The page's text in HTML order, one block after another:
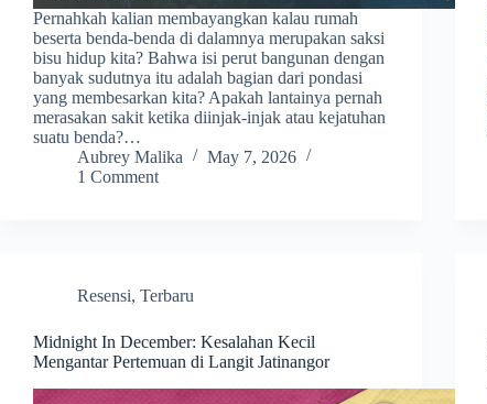
Pernahkah kalian membayangkan kalau rumah
beserta benda-benda di dalamnya merupakan saksi
bisu hidup kita? Bahwa isi perut bangunan dengan
banyak sudutnya itu adalah bagian dari pondasi
yang membesarkan kita? Apakah lantainya pernah
merasakan sakit ketika diinjak-injak atau kejatuhan
suatu benda?…
Aubrey Malika
May 7, 2026
1 Comment
Resensi, Terbaru
Midnight In December: Kesalahan Kecil
Mengantar Pertemuan di Langit Jatinangor